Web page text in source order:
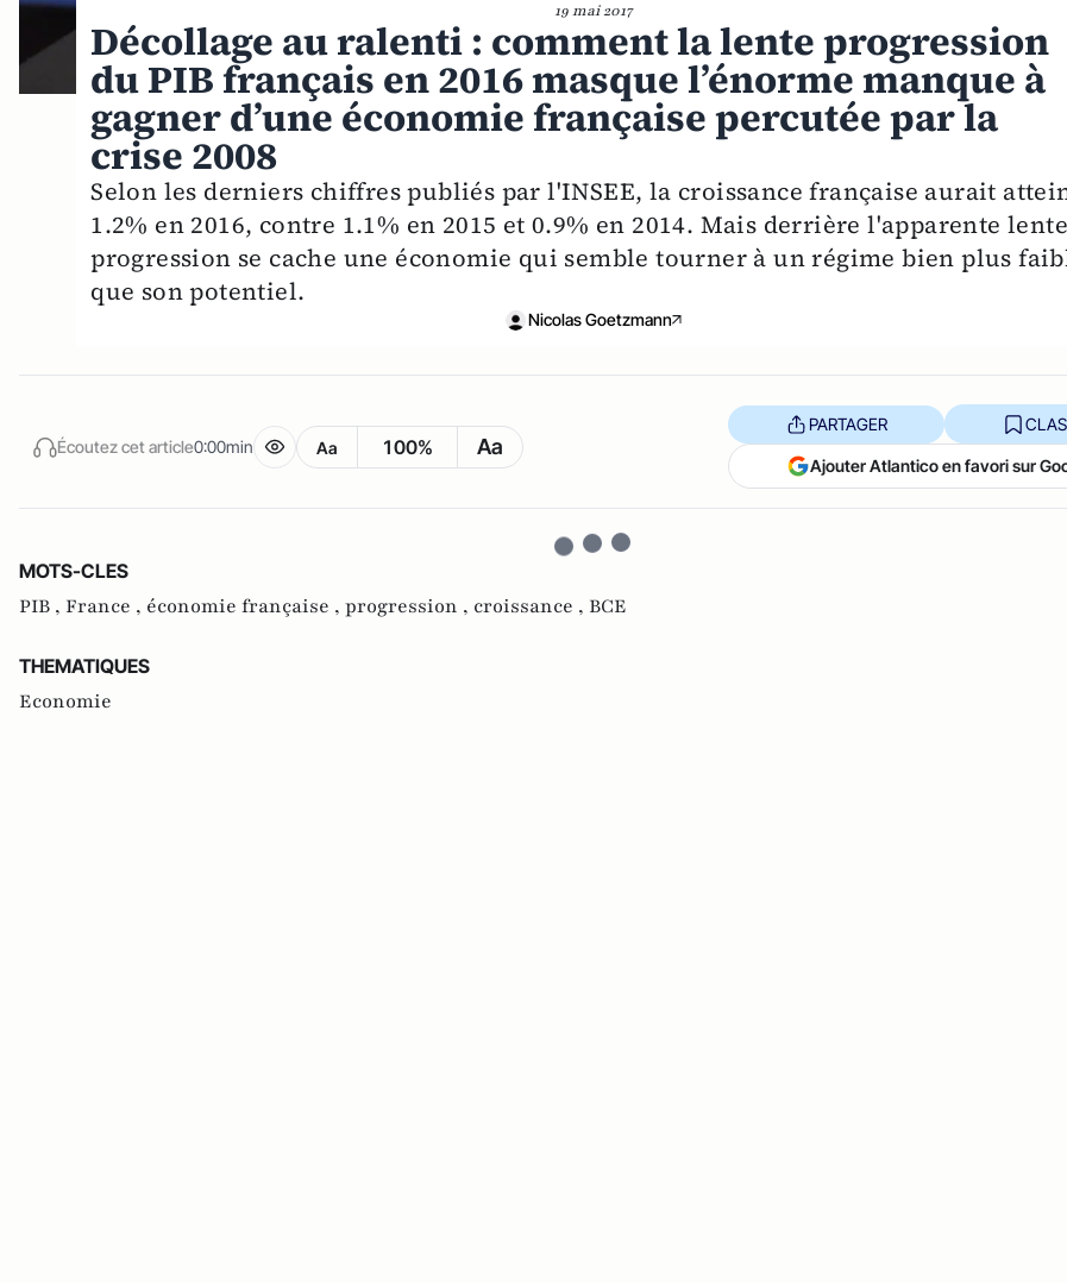
19 mai 2017
Décollage au ralenti : comment la lente progression
du PIB français en 2016 masque l’énorme manque à
gagner d’une économie française percutée par la
crise 2008
Selon les derniers chiffres publiés par l'INSEE, la croissance française aurait
1.2% en 2016, contre 1.1% en 2015 et 0.9% en 2014. Mais derrière l'apparente lente
progression se cache une économie qui semble tourner à un régime bien plus
que son potentiel.
Nicolas Goetzmann
Écoutez cet article0:00min Aa 100% Aa
PARTAGER
Ajouter Atlantico en favori sur
MOTS-CLES
PIB , France , économie française , progression , croissance , BCE
THEMATIQUES
Economie